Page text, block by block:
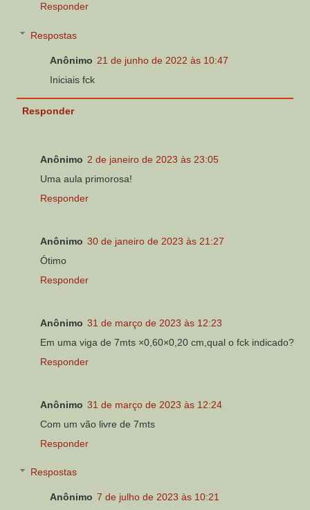
Responder
Respostas
Anônimo 21 de junho de 2022 às 10:47
Iniciais fck
Responder
Anônimo 2 de janeiro de 2023 às 23:05
Uma aula primorosa!
Responder
Anônimo 30 de janeiro de 2023 às 21:27
Ótimo
Responder
Anônimo 31 de março de 2023 às 12:23
Em uma viga de 7mts ×0,60×0,20 cm,qual o fck indicado?
Responder
Anônimo 31 de março de 2023 às 12:24
Com um vão livre de 7mts
Responder
Respostas
Anônimo 7 de julho de 2023 às 10:21